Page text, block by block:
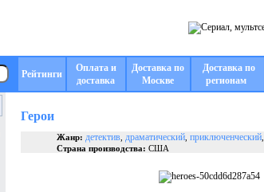
Рейтинги
Оплата и
доставка
Доставка по
Москве
Доставка по
регионам
Герои
Жанр: детектив, драматический, приключенческий,
Страна производства: США